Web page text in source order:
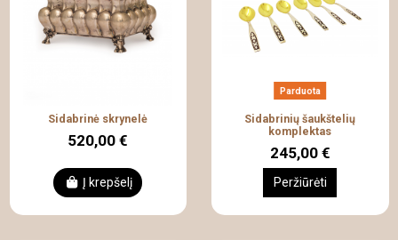
Sidabrinė skrynelė
520,00 €
Į krepšelį
Parduota
Sidabrinių šaukštelių
komplektas
245,00 €
Peržiūrėti